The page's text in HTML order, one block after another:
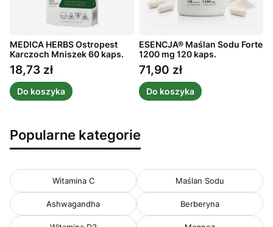
MEDICA HERBS Ostropest
Karczoch Mniszek 60 kaps.
Cena
18,73 zł
Do koszyka
ESENCJA® Maślan Sodu Forte
1200 mg 120 kaps.
Cena
71,90 zł
Do koszyka
Popularne kategorie
Witamina C Maślan Sodu
Ashwagandha Berberyna